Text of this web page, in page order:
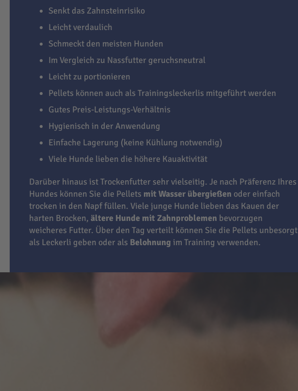
Senkt das Zahnsteinrisiko
Leicht verdaulich
Schmeckt den meisten Hunden
Im Vergleich zu Nassfutter geruchsneutral
Leicht zu portionieren
Pellets können auch als Trainingsleckerlis mitgeführt werden
Gutes Preis-Leistungs-Verhältnis
Hygienisch in der Anwendung
Einfache Lagerung (keine Kühlung notwendig)
Viele Hunde lieben die höhere Kauaktivität
Darüber hinaus ist Trockenfutter sehr vielseitig. Je nach Präferenz Ihres
Hundes können Sie die Pellets mit Wasser übergießen oder einfach
trocken in den Napf füllen. Viele junge Hunde lieben das Kauen der
harten Brocken, ältere Hunde mit Zahnproblemen bevorzugen
weicheres Futter. Über den Tag verteilt können Sie die Pellets unbesorgt
als Leckerli geben oder als Belohnung im Training verwenden.